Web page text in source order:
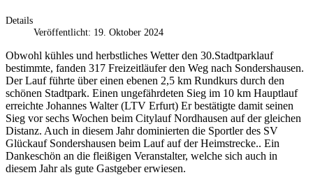
Details
Veröffentlicht: 19. Oktober 2024
Obwohl kühles und herbstliches Wetter den 30.Stadtparklauf
bestimmte, fanden 317 Freizeitläufer den Weg nach Sondershausen.
Der Lauf führte über einen ebenen 2,5 km Rundkurs durch den
schönen Stadtpark. Einen ungefährdeten Sieg im 10 km Hauptlauf
erreichte Johannes Walter (LTV Erfurt) Er bestätigte damit seinen
Sieg vor sechs Wochen beim Citylauf Nordhausen auf der gleichen
Distanz. Auch in diesem Jahr dominierten die Sportler des SV
Glückauf Sondershausen beim Lauf auf der Heimstrecke.. Ein
Dankeschön an die fleißigen Veranstalter, welche sich auch in
diesem Jahr als gute Gastgeber erwiesen.